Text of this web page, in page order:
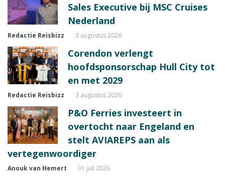
Sales Executive bij MSC Cruises
Nederland
Redactie Reisbizz 3 augustus 2026
Corendon verlengt
hoofdsponsorschap Hull City tot
en met 2029
Redactie Reisbizz 3 augustus 2026
P&O Ferries investeert in
overtocht naar Engeland en
stelt AVIAREPS aan als
vertegenwoordiger
Anouk van Hemert 31 juli 2026